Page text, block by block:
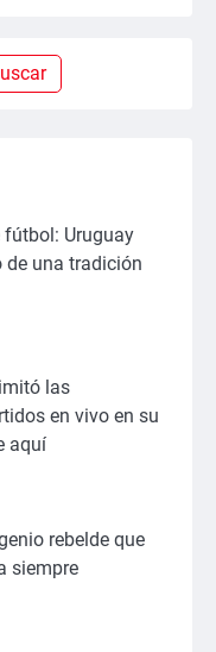
fútbol: Uruguay
de una tradición
las
en vivo en su
aquí
rebelde que
siempre